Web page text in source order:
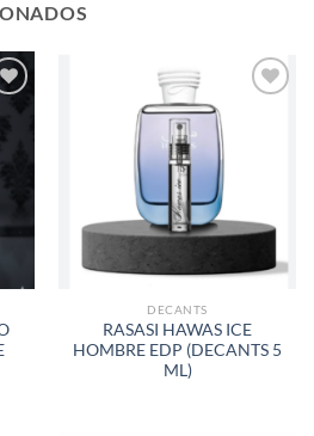
AÑADIR
LISTA
DESEOS
DECANTS
RASASI HAWAS ICE
HOMBRE EDP (DECANTS 5
ML)